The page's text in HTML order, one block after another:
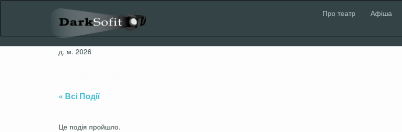
Про театр Афіша
д. м. 2026
« Всі Події
Це подія пройшло.